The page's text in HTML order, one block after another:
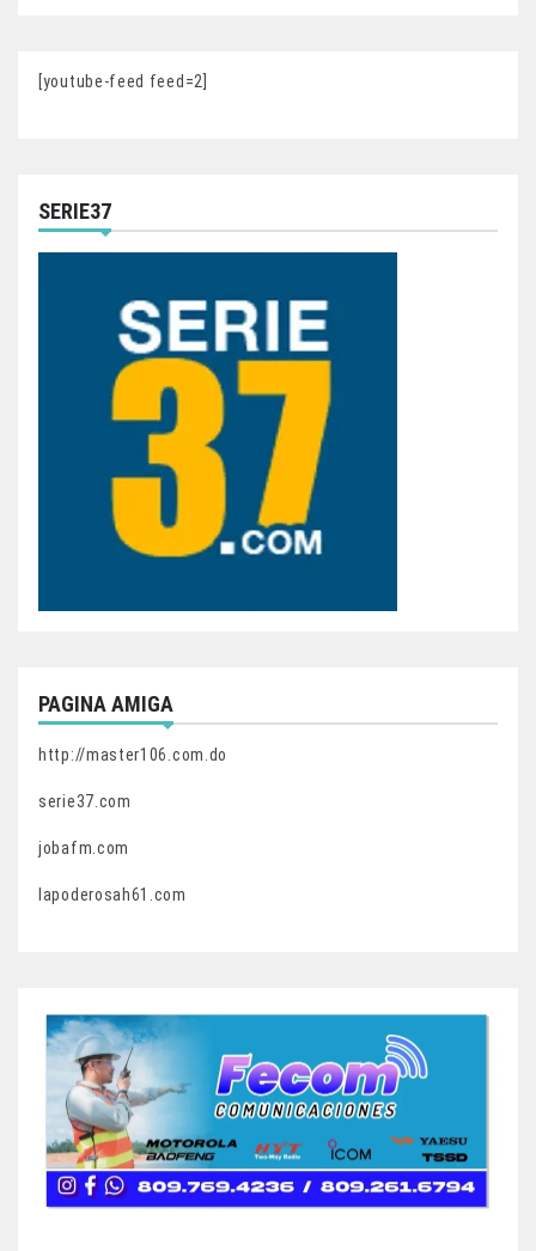
[youtube-feed feed=2]
SERIE37
PAGINA AMIGA
http://master106.com.do
serie37.com
jobafm.com
lapoderosah61.com